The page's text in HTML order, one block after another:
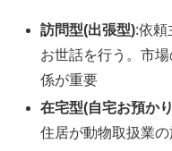
訪問型(出張型):依頼
お世話を行う。市
係が重要
在宅型(自宅お預か
住居が動物取扱業